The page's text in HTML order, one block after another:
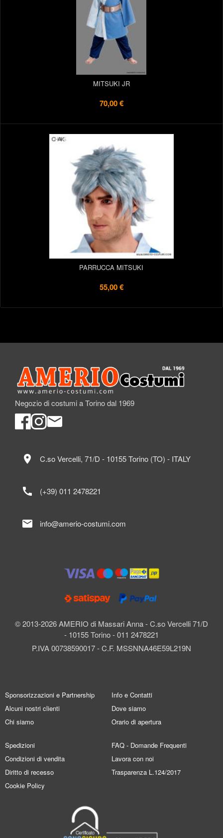
MITSUKI JR
70,00 €
PARRUCCA MITSUKI
55,00 €
Negozio di costumi a Torino dal 1969
© 2013-2026 AMERIO di Massari Anna - C.so Vercelli 71/D
- 10155 Torino - 011 2478221
P.IVA 00738590017 - C.F. MSSNNA46E59L219N
location_on C.so Vercelli, 71/D - 10155 Torino (TO) - ITALY
call (+39) 011 2478221
mail info@amerio-costumi.com
Sponsorizzazioni e Partnership
Alcuni nostri clienti
Chi siamo
Info e Contatti
Dove siamo
Orario di apertura
Spedizioni
Condizioni di vendita
Diritto di recesso
Cookie Policy
FAQ - Domande Frequenti
Lavora con noi
Trasparenza L.124/2017